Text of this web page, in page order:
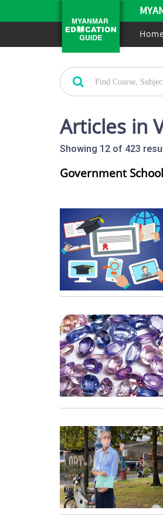
Home
Articles in
Showing 12 of 423
Government School